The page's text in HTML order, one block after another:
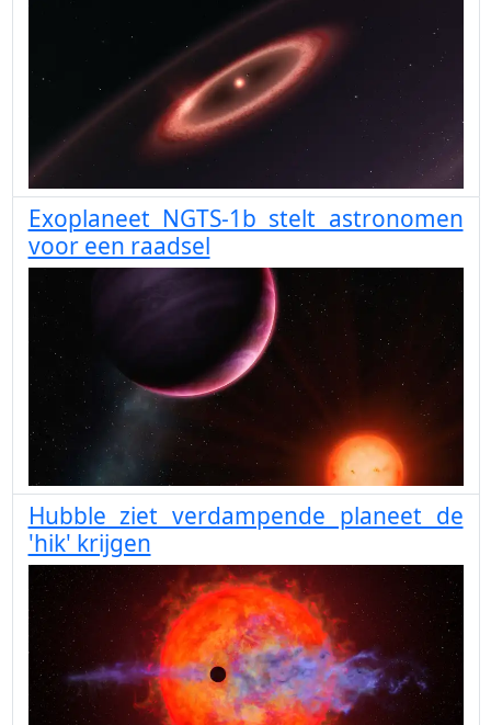
Exoplaneet NGTS-1b stelt astronomen
voor een raadsel
Hubble ziet verdampende planeet de
'hik' krijgen